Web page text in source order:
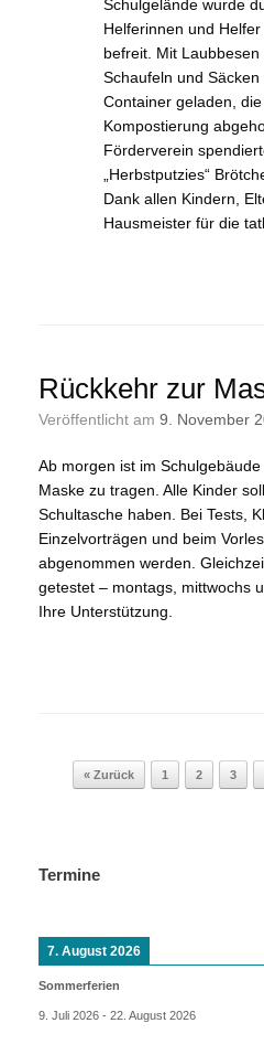
Schulgelände wurde
Helferinnen und
befreit. Mit Laubbesen
Schaufeln und
Container geladen,
Kompostierung
Förderverein
„Herbstputzies“
Dank allen Kindern,
Hausmeister für die
Rückkehr zur
Veröffentlicht am 9. November
Ab morgen ist im
Maske zu tragen. Alle Kinder
Schultasche haben. Bei Tests,
Einzelvorträgen und beim
abgenommen werden.
getestet – montags, mittwochs
Ihre Unterstützung.
Beitragsnavigation
« Zurück 1 2 3
Termine
7. August 2026
Sommerferien
9. Juli 2026 - 22. August 2026